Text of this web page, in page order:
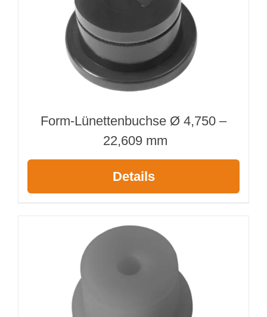
Form-Lünettenbuchse Ø 4,750 –
22,609 mm
Details